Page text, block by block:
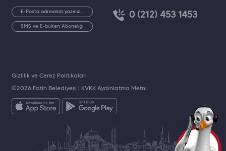
SMS ve E-bülten Aboneliği
0 (212) 453 1453
©2026 Fatih Belediyesi | KVKK Aydınlatma Metni
Gizlilik ve Çerez Politikaları